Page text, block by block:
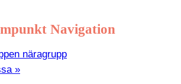
Navigation
näragrupp
»